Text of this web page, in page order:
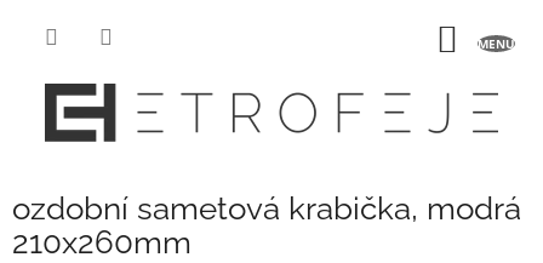
ozdobní sametová krabička, modrá
210x260mm